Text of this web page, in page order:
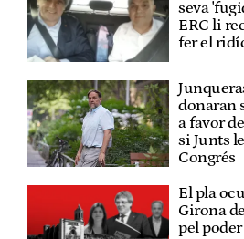
seva
ERC li
fer el
donaran
a favor
si Junts
Congrés
El pla
Girona
pel